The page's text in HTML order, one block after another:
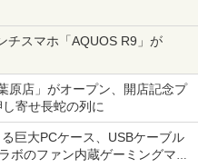
チスマホ「AQUOS R9」が
原店」がオープン、開店記念プ
寄せ長蛇の列に
巨大PCケース、USBケーブル
ボのファン内蔵ゲーミングマウ